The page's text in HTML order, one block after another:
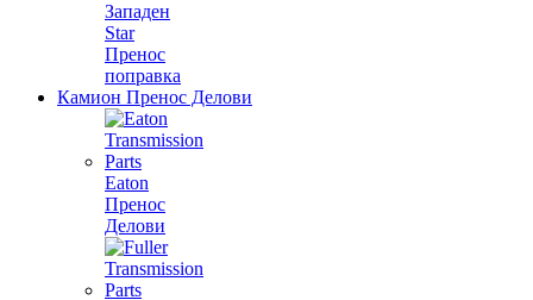
Западен
Star
Пренос
поправка
Камион Пренос Делови
Eaton
Пренос
Делови